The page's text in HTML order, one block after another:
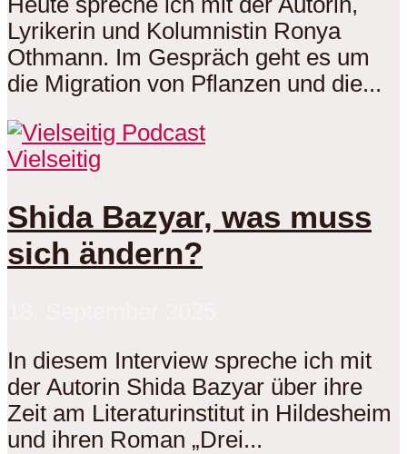
Lyrikerin und Kolumnistin Ronya
Othmann. Im Gespräch geht es um
die Migration von Pflanzen und die...
Vielseitig
Shida Bazyar, was muss
sich ändern?
In diesem Interview spreche ich mit
der Autorin Shida Bazyar über ihre
Zeit am Literaturinstitut in Hildesheim
und ihren Roman „Drei...